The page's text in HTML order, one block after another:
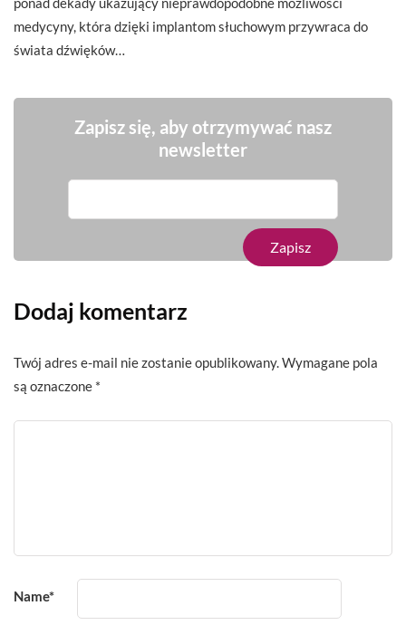
medycyny, która dzięki implantom słuchowym przywraca do
świata dźwięków…
Zapisz się, aby otrzymywać nasz
newsletter
Dodaj komentarz
Twój adres e-mail nie zostanie opublikowany. Wymagane pola
są oznaczone *
Name*